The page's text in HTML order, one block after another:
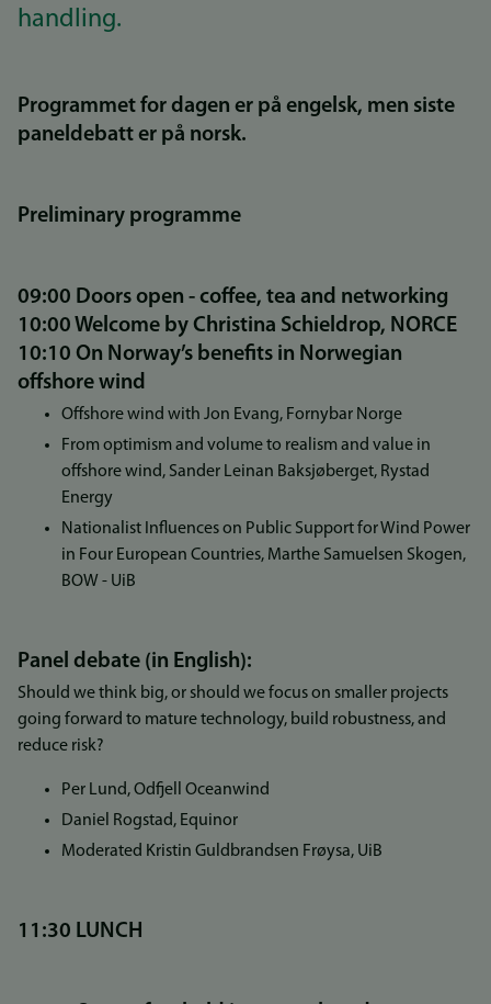
handling.
Programmet for dagen er på engelsk, men siste
paneldebatt er på norsk.
Preliminary programme
09:00 Doors open - coffee, tea and networking
10:00 Welcome by Christina Schieldrop, NORCE
10:10 On Norway’s benefits in Norwegian
offshore wind
Offshore wind with Jon Evang, Fornybar Norge
From optimism and volume to realism and value in
offshore wind, Sander Leinan Baksjøberget, Rystad
Energy
Nationalist Influences on Public Support for Wind Power
in Four European Countries, Marthe Samuelsen Skogen,
BOW - UiB
Panel debate (in English):
Should we think big, or should we focus on smaller projects
going forward to mature technology, build robustness, and
reduce risk?
Per Lund, Odfjell Oceanwind
Daniel Rogstad, Equinor
Moderated Kristin Guldbrandsen Frøysa, UiB
11:30 LUNCH